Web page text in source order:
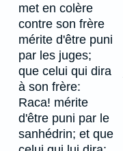
met en colère
contre son frère
mérite d'être puni
par les juges;
que celui qui dira
à son frère:
Raca! mérite
d'être puni par le
sanhédrin; et que